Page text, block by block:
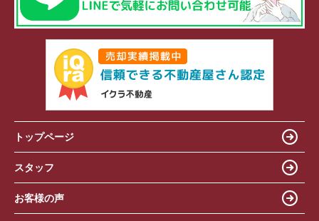
トップページ
スタッフ
お客様の声